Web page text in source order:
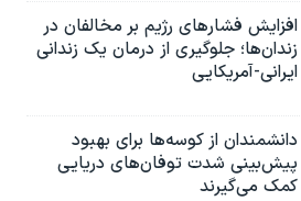
افزایش فشارهای رژیم بر مخالفان در
زندان‌ها؛ جلوگیری از درمان یک زندانی
ایرانی-آمریکایی
دانشمندان از کوسه‌ها برای بهبود
پیش‌بینی شدت توفان‌های دریایی
کمک می‌گیرند